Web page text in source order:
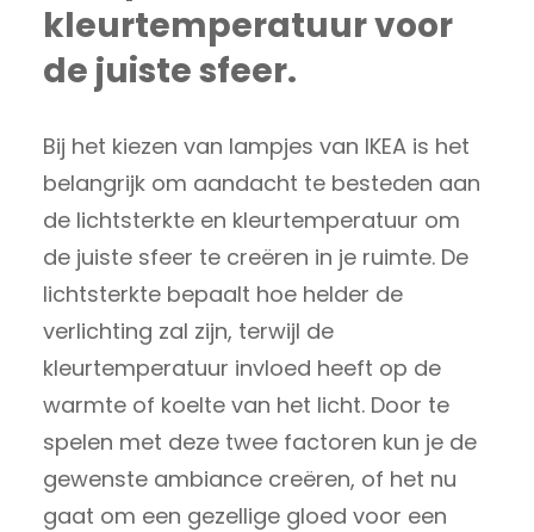
kleurtemperatuur voor
de juiste sfeer.
Bij het kiezen van lampjes van IKEA is het
belangrijk om aandacht te besteden aan
de lichtsterkte en kleurtemperatuur om
de juiste sfeer te creëren in je ruimte. De
lichtsterkte bepaalt hoe helder de
verlichting zal zijn, terwijl de
kleurtemperatuur invloed heeft op de
warmte of koelte van het licht. Door te
spelen met deze twee factoren kun je de
gewenste ambiance creëren, of het nu
gaat om een gezellige gloed voor een